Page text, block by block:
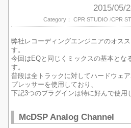
2015/05/
Category： CPR STUDIO CPR
弊社レコーディングエンジニアのオス
す。
今回はEQと同じくミックスの基本とな
す。
普段は全トラックに対してハードウェ
プレッサーを使用しており、
下記3つのプラグインは特に好んで使用
McDSP Analog Channel